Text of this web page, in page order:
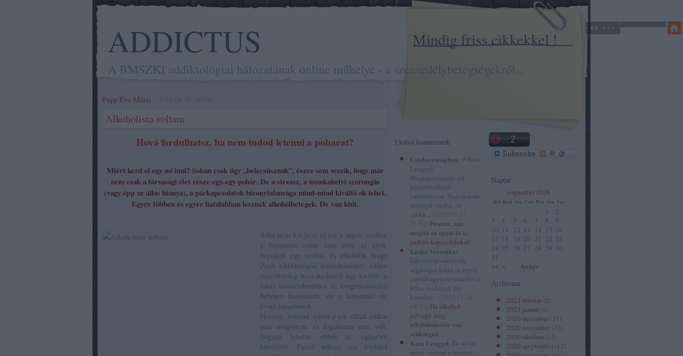
ADDICTUS
A BMSZKI addiktológiai hálózatának online műhelye - a szenvedélybetegségekről...
Mindig friss cikkekkel !
">
Naptár
augusztus 2026
Hét Ked Sze Csü Pén Szo Vas
<< < Archív
1
2
3
4 5 6 7 8
9
10 11 12 13 14 15
16
17 18 19 20 21 22 23
24 25 26 27 28 29 30
31
Archívum
2021 február (2
2021 január (6
2020 december (21
2020 november ( 12
2020 október ( 14
2020 szeptember ( 12
Utolsó kommentek
Csodaországban: @Kata
Lengyel:
Meglepetésemre jól
helyettesithető
valerianaval. Nem tudom
mennyit szedsz, de
csökk...
Frontin, ami
megöli az agyat és az
emberi kapcsolatokat!
Laska Veronika:
Üdvözlöm szeretnék
segítséget kérni az egyik
családtagom részére hová
kihez forduljak kit
kereshet...
Ha alkohol
és/vagy drog
rehabilitációra van
szükséged...
Kata Lengyel: Én alvás
miatt szedem a frontint
Papp Éva Mária
Alkoholista voltam
Hová fordulhatsz, ha nem tudod letenni a poharat?
Miért kezd el egy nő inni? Sokan csak úgy „belecsúsznak”, észre sem veszik, hogy már
nem csak a társasági élet része egy-egy pohár. De a stressz, a munkahelyi szorongás
(vagy épp az állás hiánya), a párkapcsolatok bizonytalansága mind-mind kiváltó ok lehet.
Egyre többen és egyre fiatalabban lesznek alkoholbetegek. De van kiút.
Soha nem felejtem el azt a napot, amikor
a barátnőm szinte rám törte az ajtót,
bepakolt egy taxiba, és elküldött Nagy
Zsolt addiktológiai konzultánshoz. Akkor
már tényleg nem mehetett úgy tovább: a
lakás szemétdombhoz és üvegvisszaváltó
helyhez hasonlított, én a koromnál tíz
évvel idősebbnek.
Hosszú, ivással töltött évek álltak ekkor
már mögöttem, és fogalmam sem volt,
hogyan lehetne ebből az egészből
kimászni. Fiatal voltam (ez évekkel